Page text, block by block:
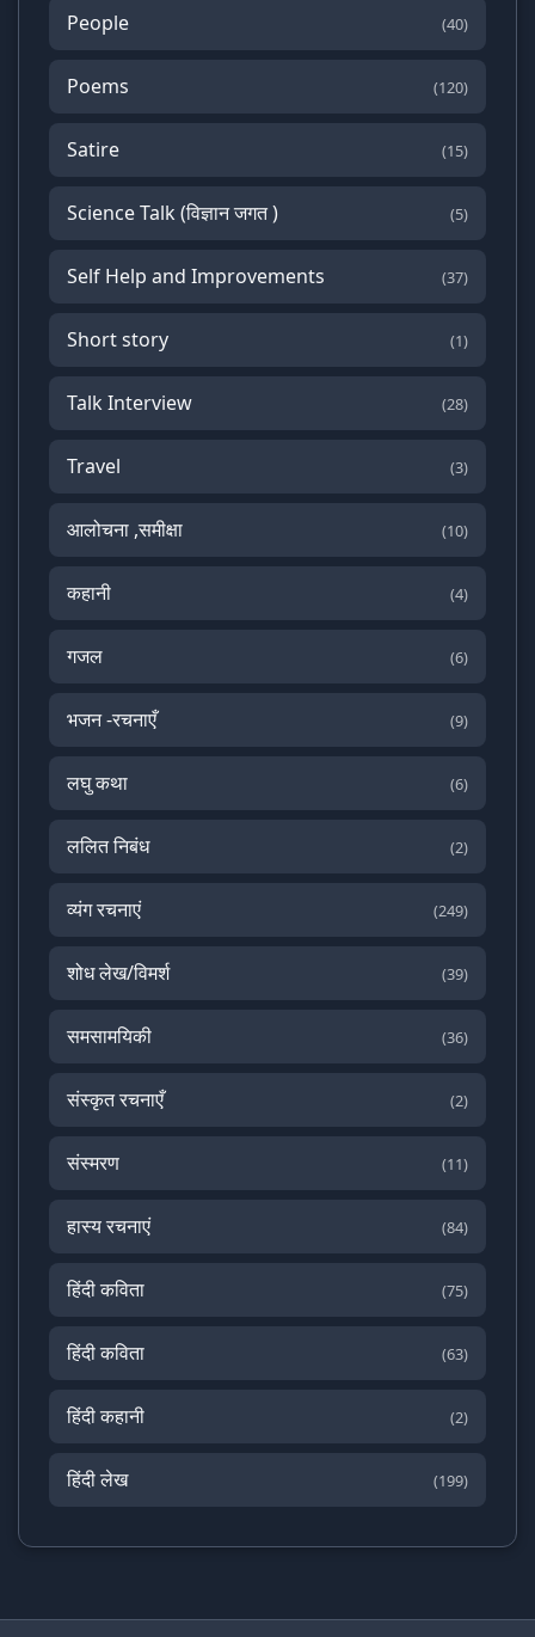
People (40)
Poems (120)
Satire (15)
Science Talk (विज्ञान जगत ) (5)
Self Help and Improvements (37)
Short story (1)
Talk Interview (28)
Travel (3)
आलोचना ,समीक्षा (10)
कहानी (4)
गजल (6)
भजन -रचनाएँ (9)
लघु कथा (6)
ललित निबंध (2)
व्यंग रचनाएं (249)
शोध लेख/विमर्श (39)
समसामयिकी (36)
संस्कृत रचनाएँ (2)
संस्मरण (11)
हास्य रचनाएं (84)
हिंदी कविता (75)
हिंदी कविता (63)
हिंदी कहानी (2)
हिंदी लेख (199)